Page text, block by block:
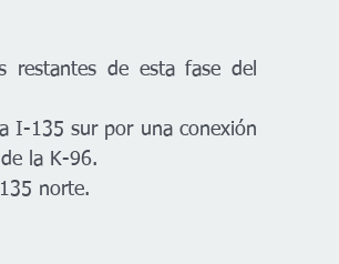
restantes de esta fase del
I-135 sur por una conexión
la K-96.
norte.